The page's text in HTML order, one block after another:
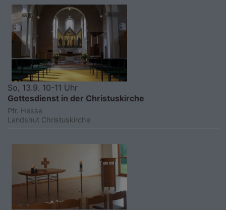
So, 13.9. 10-11 Uhr
Gottesdienst in der Christuskirche
Pfr. Hesse
Landshut Christuskirche